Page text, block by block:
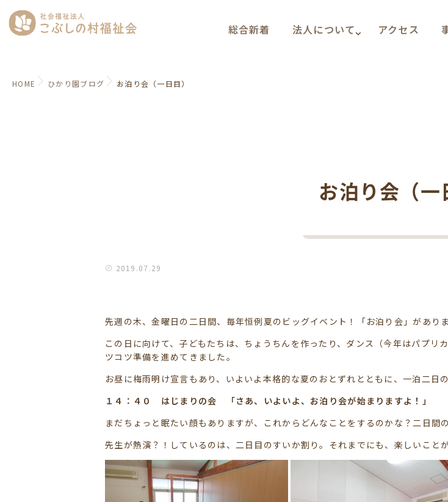
総合新着 法人について アクセス
HOME ひかり園ブログ お泊り会（一日目）
お泊り会（一
2019.07.29
先週の木、金曜日の二日間、毎年恒例夏のビッグイベント！「お泊り会」がありま
この日に向けて、子どもたちは、ちょうちんを作ったり、ダンス（今年はパプリ
ツコツ準備を進めてきました。
お昼に梅雨明け宣言もあり、いよいよ本格的な夏のおとずれとともに、一泊二日
１４：４０ はじまりの会 「さあ、いよいよ、お泊り会が始まりますよ！」
まだちょっと眠たい顔もありますが、これからどんなことをするのかな？二日間
先生が熱演？！しているのは、二日目のすいか割り。それまでにも、楽しいこと